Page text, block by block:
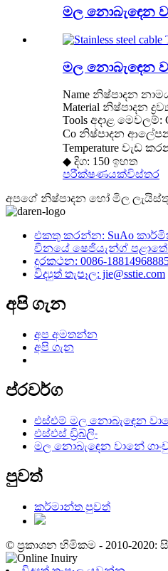
මල නොබැඳෙන
මල නොබැඳෙන
Name නිෂ්පාදන
Material නිෂ්පාදන ද්‍රව්‍ය:
Tools අදාළ මෙවලම්:
Co නිෂ්පාදන
Temperature වැඩ
◆ දිග: 150 ඉහත
පරීක්ෂණයක්විස්තර
අපගේ නිෂ්පාදන හෝ මිල
එකතු කරන්න: SuAo
චීනයේ ෂෙජියැන්ග්
දුරකථන: 0086-
විද්‍යුත් තැපෑල: jie@sstie.com
අපි ගැන
අප අමතන්න
අපි ගැන
ප්රවර්ග
එස්එම් මල නොබැඳෙන
එස්එස් ඩ්‍රිබ්ලිං
මල නොබැඳෙන වානේ
පුවත්
කර්මාන්ත පුවත්
© ප්‍රකාශන හිමිකම - 2010-